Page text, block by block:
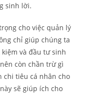
sinh lời.
cho việc quản lý
chỉ giúp chúng ta
và đầu tư sinh
còn chần trừ gì
chi tiêu cá nhân cho
sẽ giúp ích cho